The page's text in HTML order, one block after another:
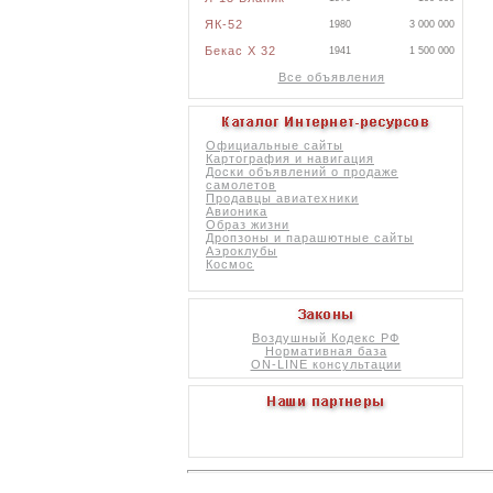
ЯК-52 1980 3 000 000
Бекас X 32 1941 1 500 000
Все объявления
Официальные сайты
Картография и навигация
Доски объявлений о продаже
самолетов
Продавцы авиатехники
Авионика
Образ жизни
Дропзоны и парашютные сайты
Аэроклубы
Космос
Воздушный Кодекс РФ
Нормативная база
ON-LINE консультации